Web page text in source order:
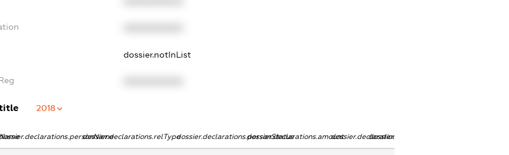
dossier.notInList
2018
dossier.declarations.relTypedossier.declarations.personStatusdossier.declarations.amountdossier.declarations.currency
dossier.declarations.source